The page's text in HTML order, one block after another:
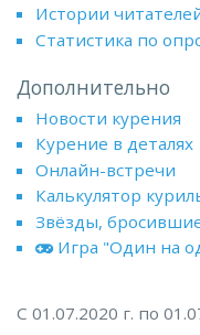
Истории
Статистика по
Дополнительно
Новости курения
Курение в деталях
Онлайн-встречи
Калькулятор
Звёзды,
Игра "Один на
С 01.07.2020 г. по